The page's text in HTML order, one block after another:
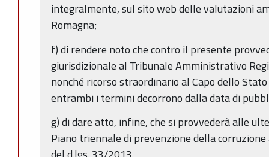
integralmente, sul sito web delle valutazioni
Romagna;
f) di rendere noto che contro il presente
giurisdizionale al Tribunale Amministrativo
nonché ricorso straordinario al Capo dello
entrambi i termini decorrono dalla data di
g) di dare atto, infine, che si provvederà alle
Piano triennale di prevenzione della corruzione